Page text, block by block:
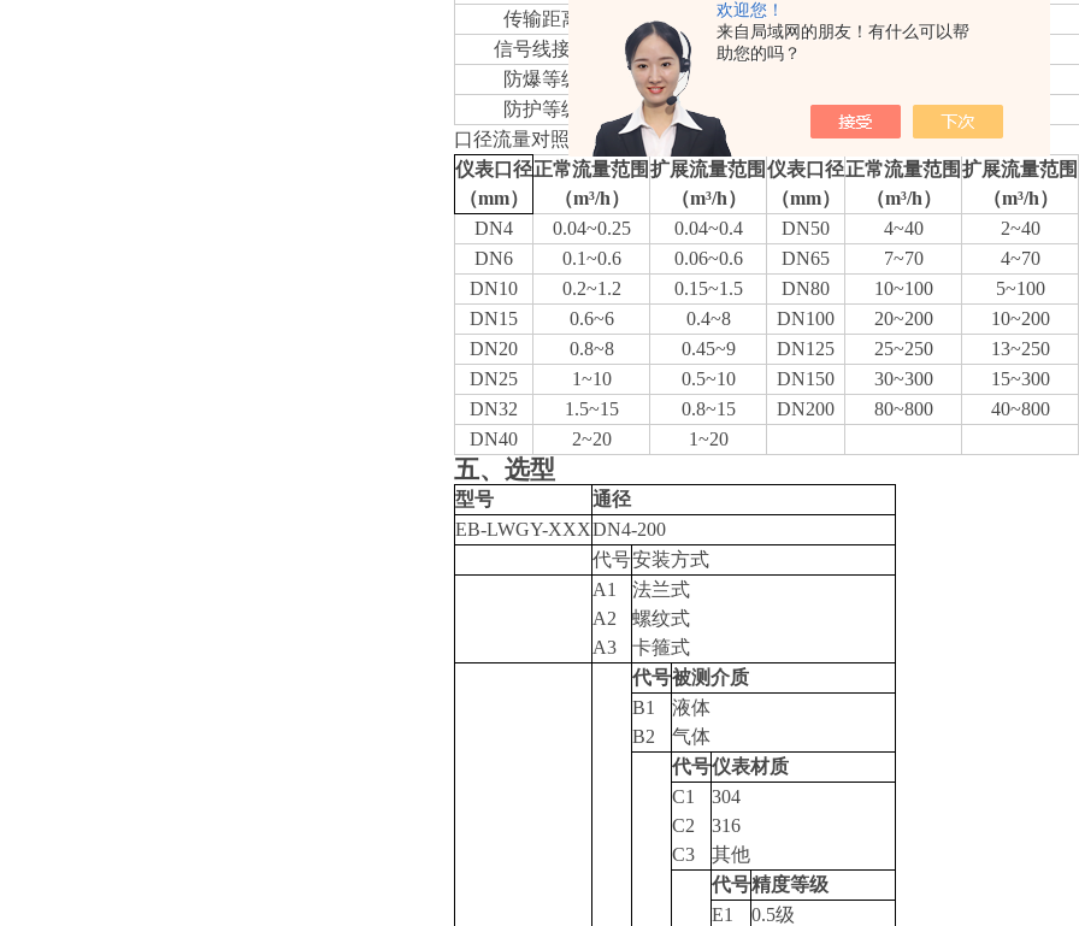
欢迎您！
来自局域网的朋友！有什么可以帮
助您的吗？
传输距离
≤1000m
信号线接口
基本型：赫斯曼接头，防爆型：内螺纹M20*1.5
防爆等级
基本型：非防爆产品，防爆型：ExdIICT6 Gb
防护等级
IP65
口径流量对照表
仪表口径
（mm）
正常流量范围
（m³/h）
扩展流量范围
（m³/h）
仪表口径
（mm）
正常流量范围
（m³/h）
扩展流量范围
（m³/h）
DN4
0.04~0.25 0.04~0.4 DN50 4~40
2~40
DN6
0.1~0.6 0.06~0.6 DN65 7~70
4~70
DN10
0.2~1.2 0.15~1.5 DN80 10~100
5~100
DN15
0.6~6 0.4~8 DN100 20~200
10~200
DN20
0.8~8 0.45~9 DN125 25~250
13~250
DN25
1~10 0.5~10 DN150 30~300
15~300
DN32
1.5~15 0.8~15 DN200 80~800
40~800
DN40
2~20 1~20
五、选型
型号
通径
EB-LWGY-XXXDN4-200
代号安装方式
A1
A2
A3
法兰式
螺纹式
卡箍式
代号被测介质
B1
B2
液体
气体
代号仪表材质
C1
C2
C3
304
316
其他
代号精度等级
E1
0.5级